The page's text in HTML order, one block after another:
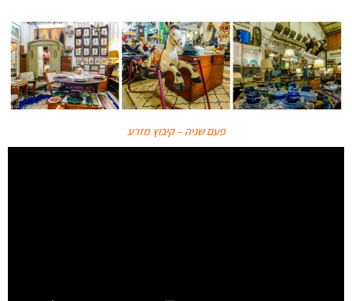
פעם שניה – קיבוץ מזרע